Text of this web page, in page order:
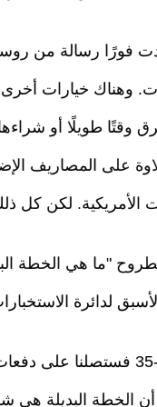
فورًا رسالة من
وهناك خيارات
وقتًا طويلًا أو
على المصاريف
لكن كل ذلك لا يعني
لدائرة